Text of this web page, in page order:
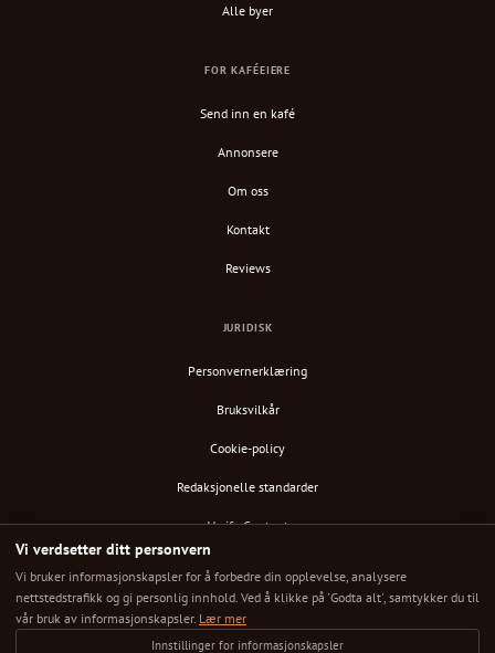
Alle byer
FOR KAFÉEIERE
Send inn en kafé
Annonsere
Om oss
Kontakt
Reviews
JURIDISK
Personvernerklæring
Bruksvilkår
Cookie-policy
Redaksjonelle standarder
Verify Content
Vi verdsetter ditt personvern
Vi bruker informasjonskapsler for å forbedre din opplevelse, analysere
nettstedstrafikk og gi personlig innhold. Ved å klikke på 'Godta alt', samtykker du til
vår bruk av informasjonskapsler. Lær mer
Innstillinger for informasjonskapsler